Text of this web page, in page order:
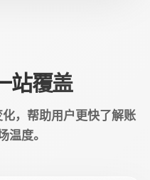
站覆盖
，帮助用户更快了解账
温度。